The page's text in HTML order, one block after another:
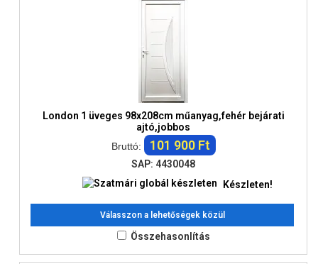
London 1 üveges 98x208cm műanyag,fehér bejárati
ajtó,jobbos
Bruttó:
101 900 Ft
SAP: 4430048
Készleten!
Válasszon a lehetőségek közül
Összehasonlítás